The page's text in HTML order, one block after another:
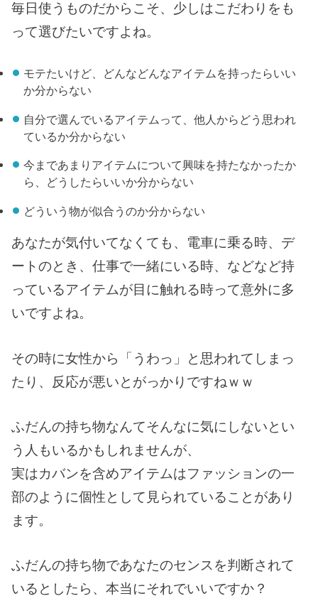
毎日使うものだからこそ、少しはこだわりをも
って選びたいですよね。
モテたいけど、どんなどんなアイテムを持ったらいい
か分からない
自分で選んでいるアイテムって、他人からどう思われ
ているか分からない
今まであまりアイテムについて興味を持たなかったか
ら、どうしたらいいか分からない
どういう物が似合うのか分からない
あなたが気付いてなくても、電車に乗る時、デ
ートのとき、仕事で一緒にいる時、などなど持
っているアイテムが目に触れる時って意外に多
いですよね。
その時に女性から「うわっ」と思われてしまっ
たり、反応が悪いとがっかりですねｗｗ
ふだんの持ち物なんてそんなに気にしないとい
う人もいるかもしれませんが、
実はカバンを含めアイテムはファッションの一
部のように個性として見られていることがあり
ます。
ふだんの持ち物であなたのセンスを判断されて
いるとしたら、本当にそれでいいですか？